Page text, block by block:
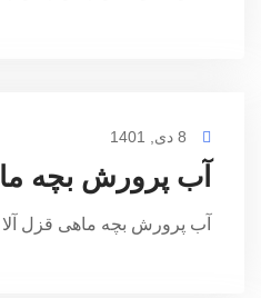
آب پرورش بچه
آب پرورش بچه ماهی قزل آلا